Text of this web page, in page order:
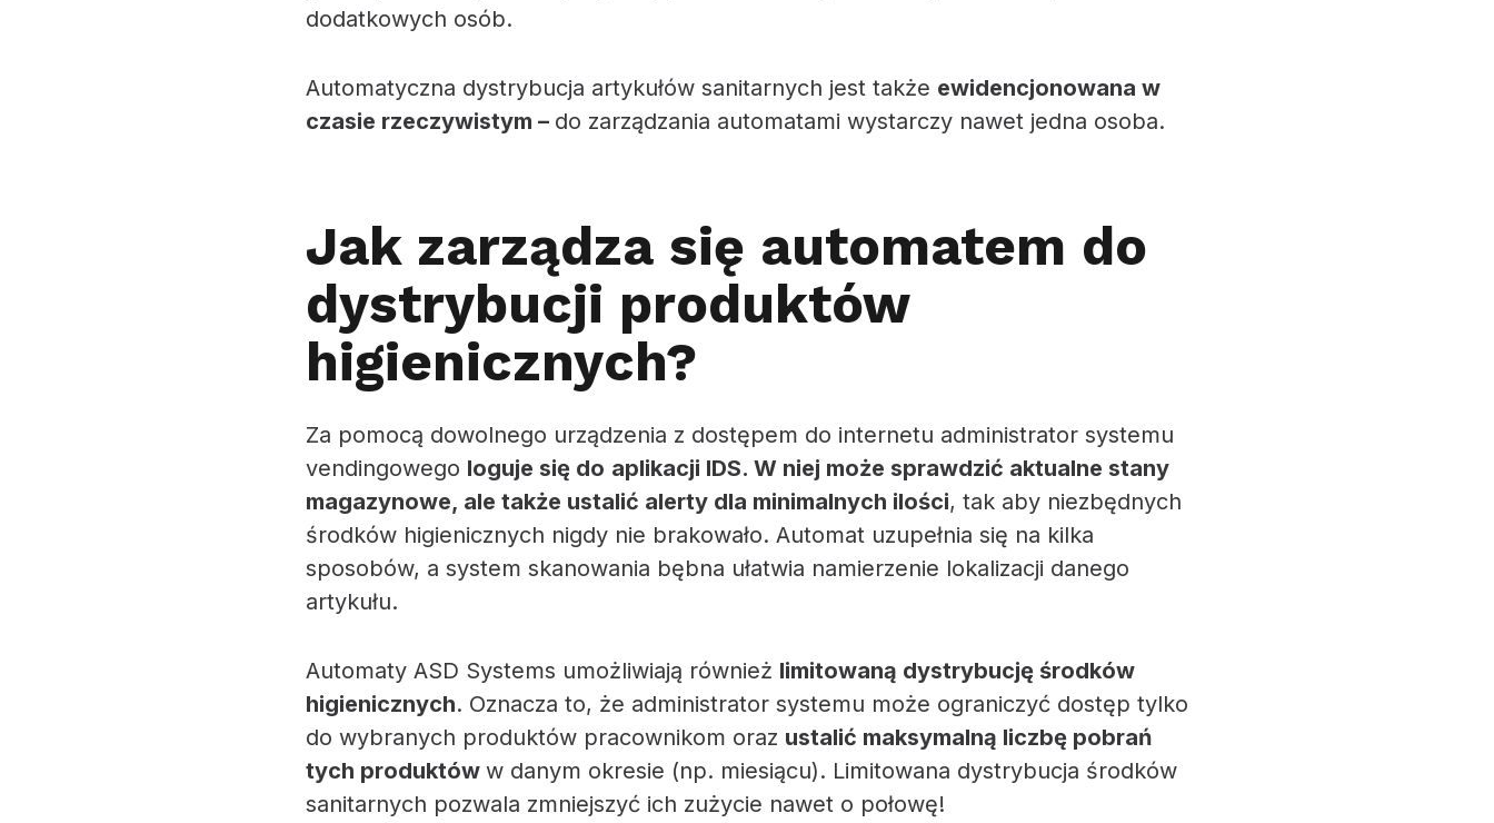
dodatkowych osób.
Automatyczna dystrybucja artykułów sanitarnych jest także ewidencjonowana w
czasie rzeczywistym – do zarządzania automatami wystarczy nawet jedna osoba.
Jak zarządza się automatem do
dystrybucji produktów
higienicznych?
Za pomocą dowolnego urządzenia z dostępem do internetu administrator systemu
vendingowego loguje się do aplikacji IDS. W niej może sprawdzić aktualne stany
magazynowe, ale także ustalić alerty dla minimalnych ilości, tak aby niezbędnych
środków higienicznych nigdy nie brakowało. Automat uzupełnia się na kilka
sposobów, a system skanowania bębna ułatwia namierzenie lokalizacji danego
artykułu.
Automaty ASD Systems umożliwiają również limitowaną dystrybucję środków
higienicznych. Oznacza to, że administrator systemu może ograniczyć dostęp tylko
do wybranych produktów pracownikom oraz ustalić maksymalną liczbę pobrań
tych produktów w danym okresie (np. miesiącu). Limitowana dystrybucja środków
sanitarnych pozwala zmniejszyć ich zużycie nawet o połowę!